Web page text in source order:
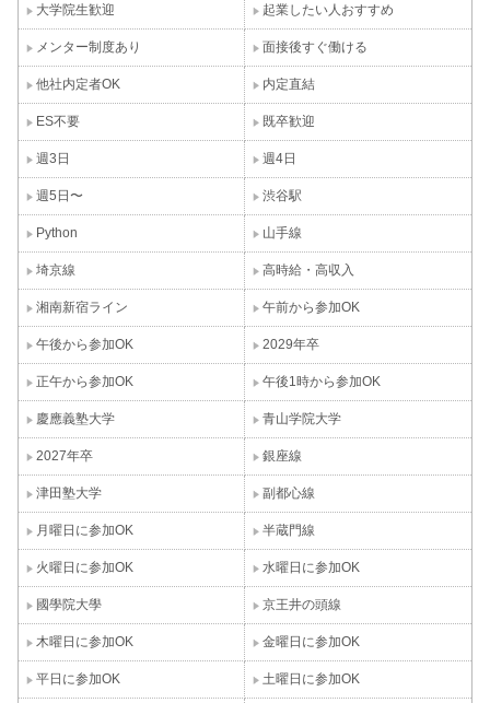
大学院生歓迎 起業したい人おすすめ
メンター制度あり 面接後すぐ働ける
他社内定者OK 内定直結
ES不要 既卒歓迎
週3日 週4日
週5日〜 渋谷駅
Python 山手線
埼京線 高時給・高収入
湘南新宿ライン 午前から参加OK
午後から参加OK 2029年卒
正午から参加OK 午後1時から参加OK
慶應義塾大学 青山学院大学
2027年卒 銀座線
津田塾大学 副都心線
月曜日に参加OK 半蔵門線
火曜日に参加OK 水曜日に参加OK
國學院大學 京王井の頭線
木曜日に参加OK 金曜日に参加OK
平日に参加OK 土曜日に参加OK